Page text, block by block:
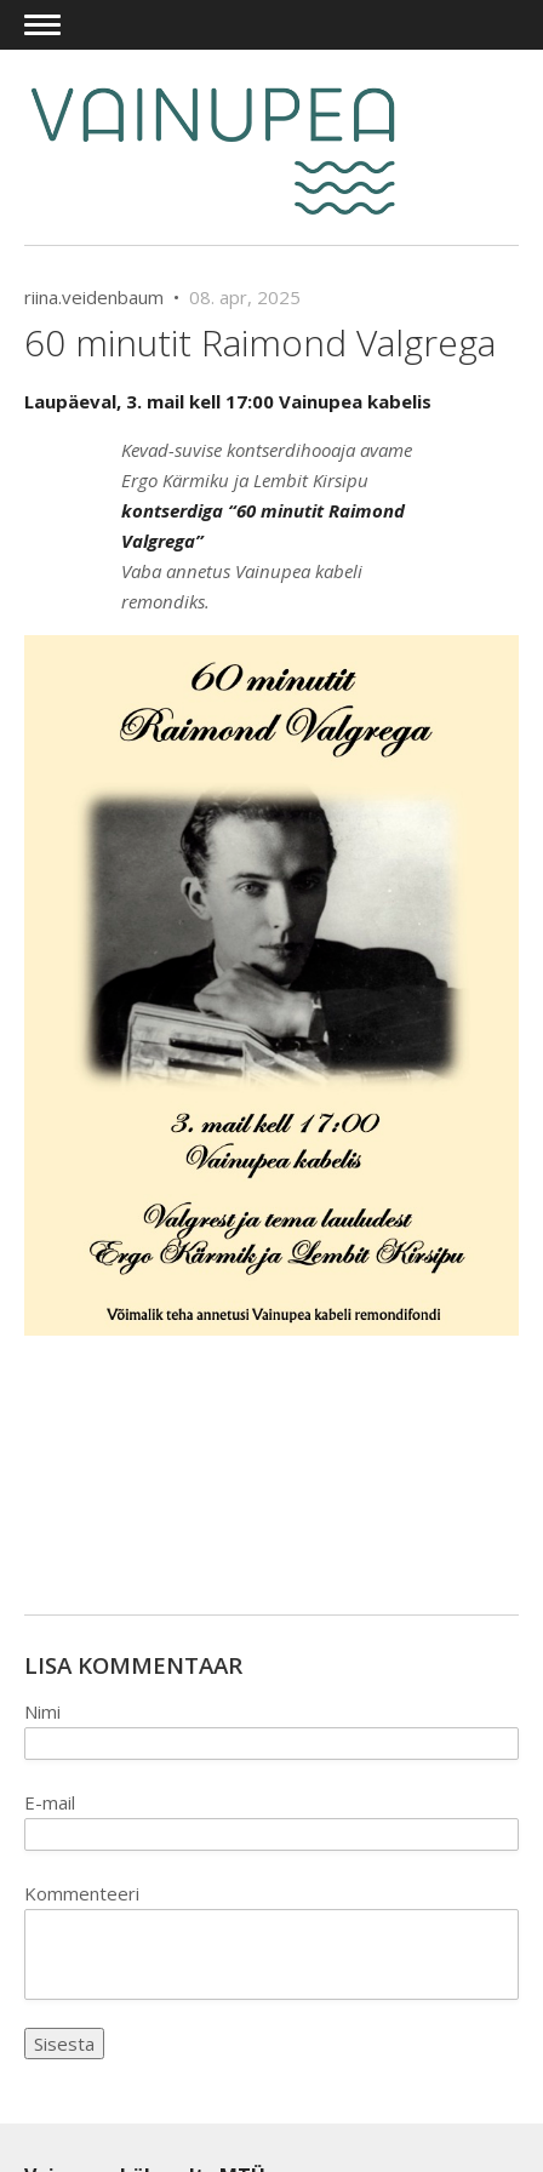
riina.veidenbaum • 08. apr, 2025
60 minutit Raimond Valgrega
Laupäeval, 3. mail kell 17:00 Vainupea kabelis
Kevad-suvise kontserdihooaja avame
Ergo Kärmiku ja Lembit Kirsipu
kontserdiga “60 minutit Raimond
Valgrega”
Vaba annetus Vainupea kabeli
remondiks.
LISA KOMMENTAAR
Nimi
E-mail
Kommenteeri